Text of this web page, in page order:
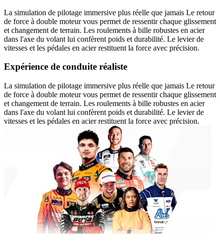
La simulation de pilotage immersive plus réelle que jamais Le retour
de force à double moteur vous permet de ressentir chaque glissement
et changement de terrain. Les roulements à bille robustes en acier
dans l'axe du volant lui confèrent poids et durabilité. Le levier de
vitesses et les pédales en acier restituent la force avec précision.
Expérience de conduite réaliste
La simulation de pilotage immersive plus réelle que jamais Le retour
de force à double moteur vous permet de ressentir chaque glissement
et changement de terrain. Les roulements à bille robustes en acier
dans l'axe du volant lui confèrent poids et durabilité. Le levier de
vitesses et les pédales en acier restituent la force avec précision.